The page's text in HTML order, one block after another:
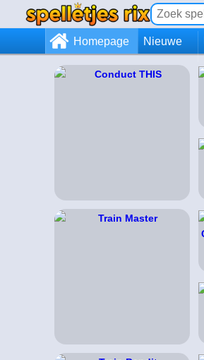
Homepage Nieuwe